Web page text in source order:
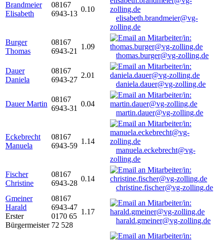
Brandmeier
Elisabeth
08167
6943-13
0.10
elisabeth.brandmeier@vg-
zolling.de
Burger
Thomas
08167
6943-21
1.09
thomas.burger@vg-zolling.de
Dauer
Daniela
08167
6943-27
2.01
daniela.dauer@vg-zolling.de
Dauer Martin
08167
6943-31
0.04
martin.dauer@vg-zolling.de
Eckebrecht
Manuela
08167
6943-59
1.14
manuela.eckebrecht@vg-
zolling.de
Fischer
Christine
08167
6943-28
0.14
christine.fischer@vg-zolling.de
Gmeiner
Harald
Erster
Bürgermeister
08167
6943-47
0170 65
72 528
1.17
harald.gmeiner@vg-zolling.de